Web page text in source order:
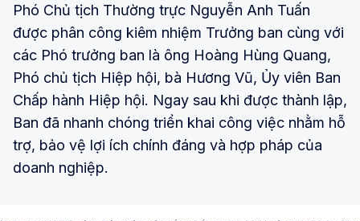
Phó Chủ tịch Thường trực Nguyễn Anh Tuấn
được phân công kiêm nhiệm Trưởng ban cùng với
các Phó trưởng ban là ông Hoàng Hùng Quang,
Phó chủ tịch Hiệp hội, bà Hương Vũ, Ủy viên Ban
Chấp hành Hiệp hội. Ngay sau khi được thành lập,
Ban đã nhanh chóng triển khai công việc nhằm hỗ
trợ, bảo vệ lợi ích chính đáng và hợp pháp của
doanh nghiệp.